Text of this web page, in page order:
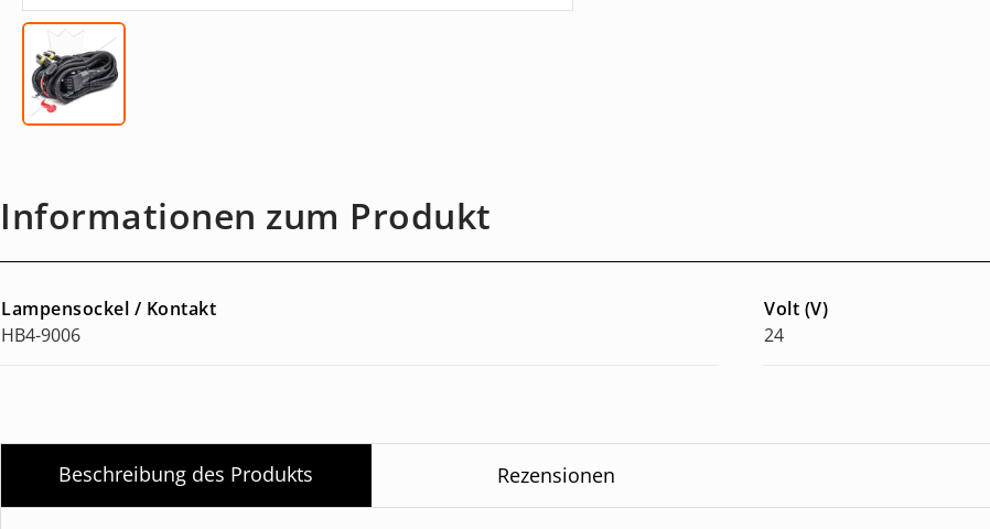
Informationen zum Produkt
Lampensockel / Kontakt
HB4-9006
Volt (V)
24
Beschreibung des Produkts Rezensionen